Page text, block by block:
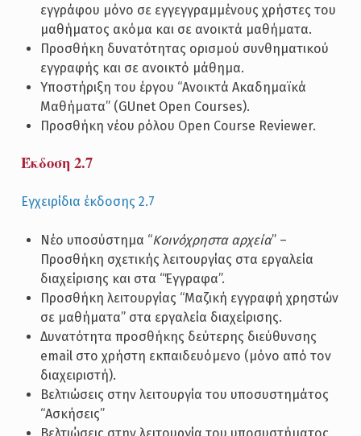
εγγράφου μόνο σε εγγεγγραμμένους χρήστες του
μαθήματος ακόμα και σε ανοικτά μαθήματα.
Προσθήκη δυνατότητας ορισμού συνθηματικού
εγγραφής και σε ανοικτό μάθημα.
Υποστήριξη του έργου “Ανοικτά Ακαδημαϊκά
Μαθήματα” (GUnet Open Courses).
Προσθήκη νέου ρόλου Open Course Reviewer.
Έκδοση 2.7
Εγχειρίδια έκδοσης 2.7
Νέο υποσύστημα “Kοινόχρηστα αρχεία” –
Προσθήκη σχετικής λειτουργίας στα εργαλεία
διαχείρισης και στα “Έγγραφα”.
Προσθήκη λειτουργίας “Μαζική εγγραφή χρηστών
σε μαθήματα” στα εργαλεία διαχείρισης.
Δυνατότητα προσθήκης δεύτερης διεύθυνσης
email στο χρήστη εκπαιδευόμενο (μόνο από τον
διαχειριστή).
Βελτιώσεις στην λειτουργία του υποσυστημάτος
“Ασκήσεις”